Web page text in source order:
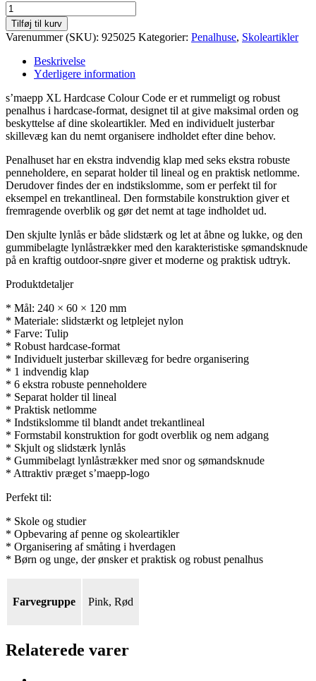
s’maepp
XL
Hardcase
Colour
Code
Penalhus
antal
Tilføj til kurv
Varenummer (SKU): 925025 Kategorier: Penalhuse, Skoleartikler
Beskrivelse
Yderligere information
s’maepp XL Hardcase Colour Code er et rummeligt og robust
penalhus i hardcase-format, designet til at give maksimal orden og
beskyttelse af dine skoleartikler. Med en individuelt justerbar
skillevæg kan du nemt organisere indholdet efter dine behov.
Penalhuset har en ekstra indvendig klap med seks ekstra robuste
penneholdere, en separat holder til lineal og en praktisk netlomme.
Derudover findes der en indstikslomme, som er perfekt til for
eksempel en trekantlineal. Den formstabile konstruktion giver et
fremragende overblik og gør det nemt at tage indholdet ud.
Den skjulte lynlås er både slidstærk og let at åbne og lukke, og den
gummibelagte lynlåstrækker med den karakteristiske sømandsknude
på en kraftig outdoor-snøre giver et moderne og praktisk udtryk.
Produktdetaljer
* Mål: 240 × 60 × 120 mm
* Materiale: slidstærkt og letplejet nylon
* Farve: Tulip
* Robust hardcase-format
* Individuelt justerbar skillevæg for bedre organisering
* 1 indvendig klap
* 6 ekstra robuste penneholdere
* Separat holder til lineal
* Praktisk netlomme
* Indstikslomme til blandt andet trekantlineal
* Formstabil konstruktion for godt overblik og nem adgang
* Skjult og slidstærk lynlås
* Gummibelagt lynlåstrækker med snor og sømandsknude
* Attraktiv præget s’maepp-logo
Perfekt til:
* Skole og studier
* Opbevaring af penne og skoleartikler
* Organisering af småting i hverdagen
* Børn og unge, der ønsker et praktisk og robust penalhus
Farvegruppe Pink, Rød
Relaterede varer